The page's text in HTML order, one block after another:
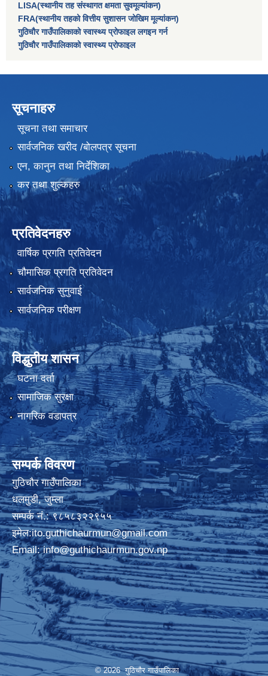
LISA(स्थानीय तह संस्थागत क्षमता सुवमूल्यांकन)
FRA(स्थानीय तहको वित्तीय सुशासन जोखिम मूल्यांकन)
गुठिचौर गाउँपालिकाको स्वास्थ्य प्रोफाइल लगइन गर्न
गुठिचौर गाउँपालिकाको स्वास्थ्य प्रोफाइल
सूचनाहरु
सूचना तथा समाचार
सार्वजनिक खरीद /बोलपत्र सूचना
एन, कानुन तथा निर्देशिका
कर तथा शुल्कहरु
प्रतिवेदनहरु
वार्षिक प्रगति प्रतिवेदन
चौमासिक प्रगति प्रतिवेदन
सार्वजनिक सुनुवाई
सार्वजनिक परीक्षण
विद्धुतीय शासन
घटना दर्ता
सामाजिक सुरक्षा
नागरिक वडापत्र
सम्पर्क विवरण
गुठिचौर गाउँपालिका
धलमुडी, जुम्ला
सम्पर्क नं.: ९८५८३२२९५५
इमेल:ito.guthichaurmun@gmail.com
Email:info@guthichaurmun.gov.np
© 2026 गुठिचौर गाउँपालिका